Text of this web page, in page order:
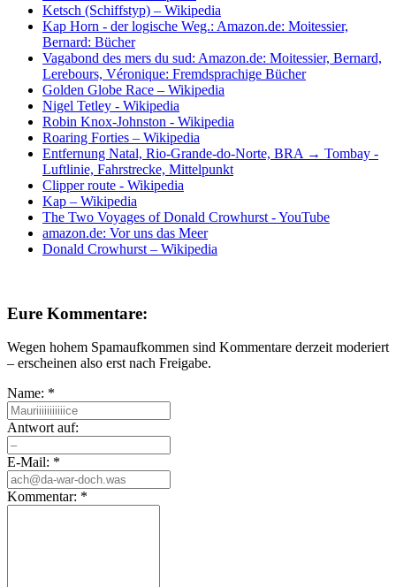
Ketsch (Schiffstyp) – Wikipedia
Kap Horn - der logische Weg.: Amazon.de: Moitessier,
Bernard: Bücher
Vagabond des mers du sud: Amazon.de: Moitessier, Bernard,
Lerebours, Véronique: Fremdsprachige Bücher
Golden Globe Race – Wikipedia
Nigel Tetley - Wikipedia
Robin Knox-Johnston - Wikipedia
Roaring Forties – Wikipedia
Entfernung Natal, Rio-Grande-do-Norte, BRA → Tombay -
Luftlinie, Fahrstrecke, Mittelpunkt
Clipper route - Wikipedia
Kap – Wikipedia
The Two Voyages of Donald Crowhurst - YouTube
amazon.de: Vor uns das Meer
Donald Crowhurst – Wikipedia
Eure Kommentare:
Wegen hohem Spamaufkommen sind Kommentare derzeit moderiert
– erscheinen also erst nach Freigabe.
Name: *
Antwort auf:
E-Mail: *
Kommentar: *